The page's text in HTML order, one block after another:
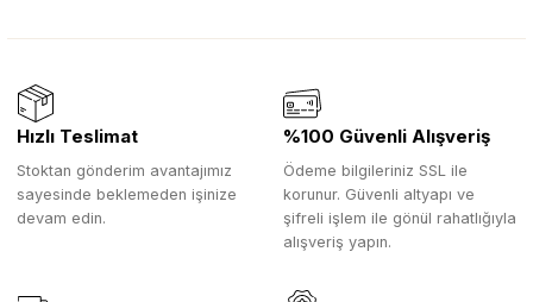
Hızlı Teslimat
Stoktan gönderim avantajımız
sayesinde beklemeden işinize
devam edin.
%100 Güvenli Alışveriş
Ödeme bilgileriniz SSL ile
korunur. Güvenli altyapı ve
şifreli işlem ile gönül rahatlığıyla
alışveriş yapın.